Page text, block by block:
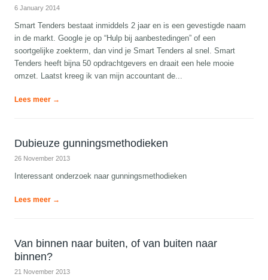
6 January 2014
Smart Tenders bestaat inmiddels 2 jaar en is een gevestigde naam
in de markt. Google je op “Hulp bij aanbestedingen” of een
soortgelijke zoekterm, dan vind je Smart Tenders al snel. Smart
Tenders heeft bijna 50 opdrachtgevers en draait een hele mooie
omzet. Laatst kreeg ik van mijn accountant de...
Lees meer →
Dubieuze gunningsmethodieken
26 November 2013
Interessant onderzoek naar gunningsmethodieken
Lees meer →
Van binnen naar buiten, of van buiten naar
binnen?
21 November 2013